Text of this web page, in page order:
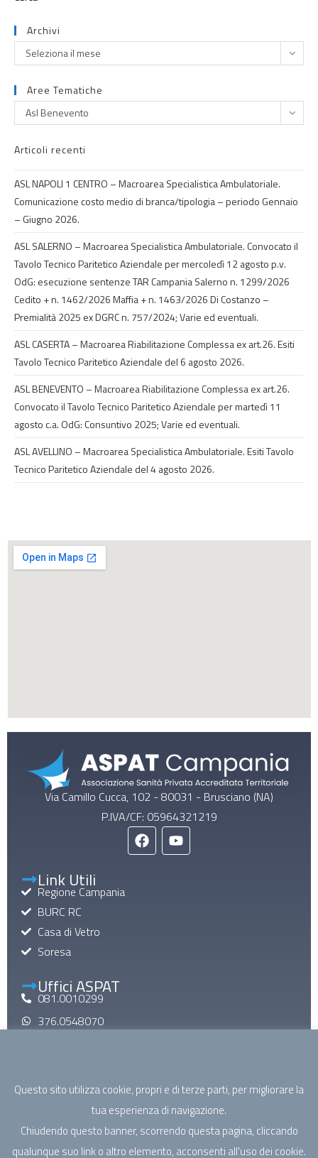
Archivi
Seleziona il mese
Aree Tematiche
Asl Benevento
Articoli recenti
ASL NAPOLI 1 CENTRO – Macroarea Specialistica Ambulatoriale.
Comunicazione costo medio di branca/tipologia – periodo Gennaio
– Giugno 2026.
ASL SALERNO – Macroarea Specialistica Ambulatoriale. Convocato il
Tavolo Tecnico Paritetico Aziendale per mercoledì 12 agosto p.v.
OdG: esecuzione sentenze TAR Campania Salerno n. 1299/2026
Cedito + n. 1462/2026 Maffia + n. 1463/2026 Di Costanzo –
Premialità 2025 ex DGRC n. 757/2024; Varie ed eventuali.
ASL CASERTA – Macroarea Riabilitazione Complessa ex art.26. Esiti
Tavolo Tecnico Paritetico Aziendale del 6 agosto 2026.
ASL BENEVENTO – Macroarea Riabilitazione Complessa ex art.26.
Convocato il Tavolo Tecnico Paritetico Aziendale per martedì 11
agosto c.a. OdG: Consuntivo 2025; Varie ed eventuali.
ASL AVELLINO – Macroarea Specialistica Ambulatoriale. Esiti Tavolo
Tecnico Paritetico Aziendale del 4 agosto 2026.
Via Camillo Cucca, 102 - 80031 - Brusciano (NA)
P.IVA/CF: 05964321219
Link Utili
Regione Campania
BURC RC
Casa di Vetro
Soresa
Uffici ASPAT
081.0010299
376.0548070
Mail di Macroarea
specialistica@aspatcampania.it
riabilitazione@aspatcampania.it
Questo sito utilizza cookie, propri e di terze parti, per migliorare la
tua esperienza di navigazione.
Chiudendo questo banner, scorrendo questa pagina, cliccando
qualunque suo link o altro elemento, acconsenti all'uso dei cookie.